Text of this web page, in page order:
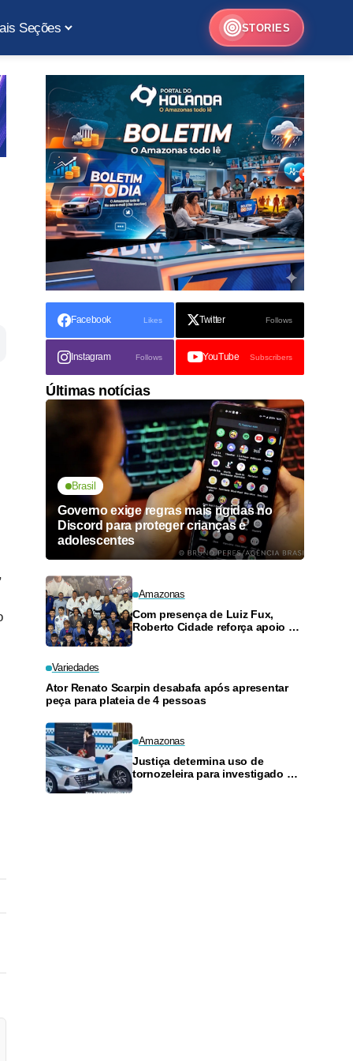
Seções STORIES
Facebook Likes Twitter Follows
Instagram Follows YouTube Subscribers
Últimas notícias
Brasil
Governo exige regras mais rígidas no
Discord para proteger crianças e
adolescentes
Amazonas
Com presença de Luiz Fux,
Roberto Cidade reforça apoio a
Variedades
Ator Renato Scarpin desabafa após apresentar
peça para plateia de 4 pessoas
Amazonas
Justiça determina uso de
tornozeleira para investigado por